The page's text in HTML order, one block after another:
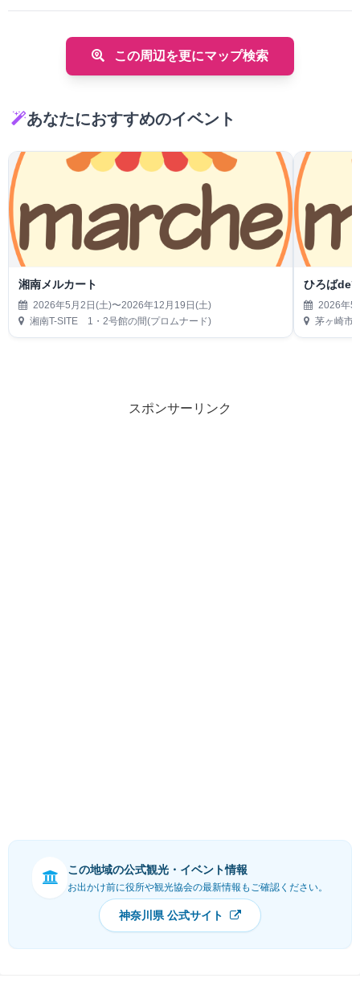
この周辺を更にマップ検索
あなたにおすすめのイベント
湘南メルカート
2026年5月2日(土)〜2026年12月19日(土)
湘南T-SITE 1・2号館の間(プロムナード)
ひろばde
2026年5
茅ヶ崎市
スポンサーリンク
この地域の公式観光・イベント情報
お出かけ前に役所や観光協会の最新情報もご確認ください。
神奈川県 公式サイト